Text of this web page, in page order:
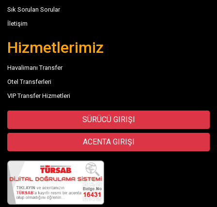
Sık Sorulan Sorular
İletişim
Hizmetlerimiz
Havalimanı Transfer
Otel Transferleri
VIP Transfer Hizmetleri
SÜRÜCÜ GIRIŞI
ACENTA GIRIŞI